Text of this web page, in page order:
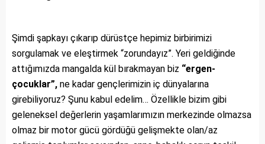
Şimdi şapkayı çıkarıp dürüstçe hepimiz birbirimizi
sorgulamak ve eleştirmek “zorundayız”. Yeri geldiğinde
attığımızda mangalda kül bırakmayan biz “ergen-
çocuklar”, ne kadar gençlerimizin iç dünyalarına
girebiliyoruz? Şunu kabul edelim… Özellikle bizim gibi
geleneksel değerlerin yaşamlarımızın merkezinde olmazsa
olmaz bir motor gücü gördüğü gelişmekte olan/az